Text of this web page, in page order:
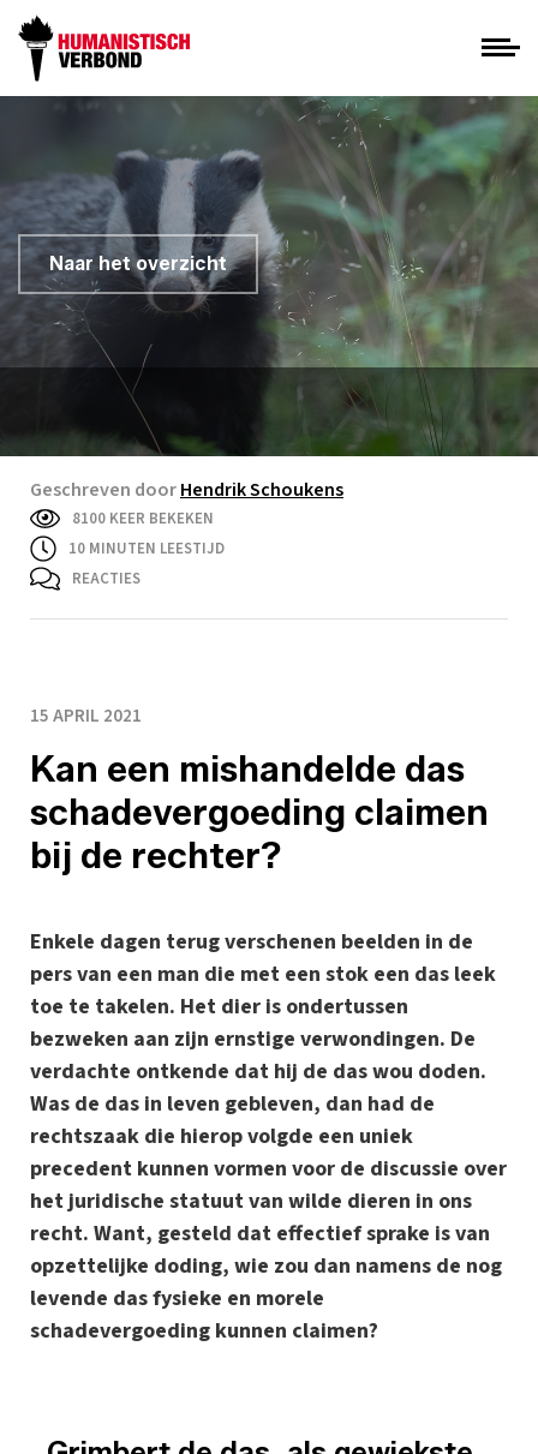
Naar het overzicht
Geschreven doorHendrik Schoukens
8100 KEER BEKEKEN
10 MINUTEN LEESTIJD
REACTIES
15 APRIL 2021
Kan een mishandelde das
schadevergoeding claimen
bij de rechter?
Enkele dagen terug verschenen beelden in de
pers van een man die met een stok een das leek
toe te takelen. Het dier is ondertussen
bezweken aan zijn ernstige verwondingen. De
verdachte ontkende dat hij de das wou doden.
Was de das in leven gebleven, dan had de
rechtszaak die hierop volgde een uniek
precedent kunnen vormen voor de discussie over
het juridische statuut van wilde dieren in ons
recht. Want, gesteld dat effectief sprake is van
opzettelijke doding, wie zou dan namens de nog
levende das fysieke en morele
schadevergoeding kunnen claimen?